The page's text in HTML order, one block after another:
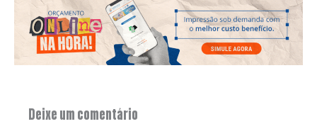
Deixe um comentário